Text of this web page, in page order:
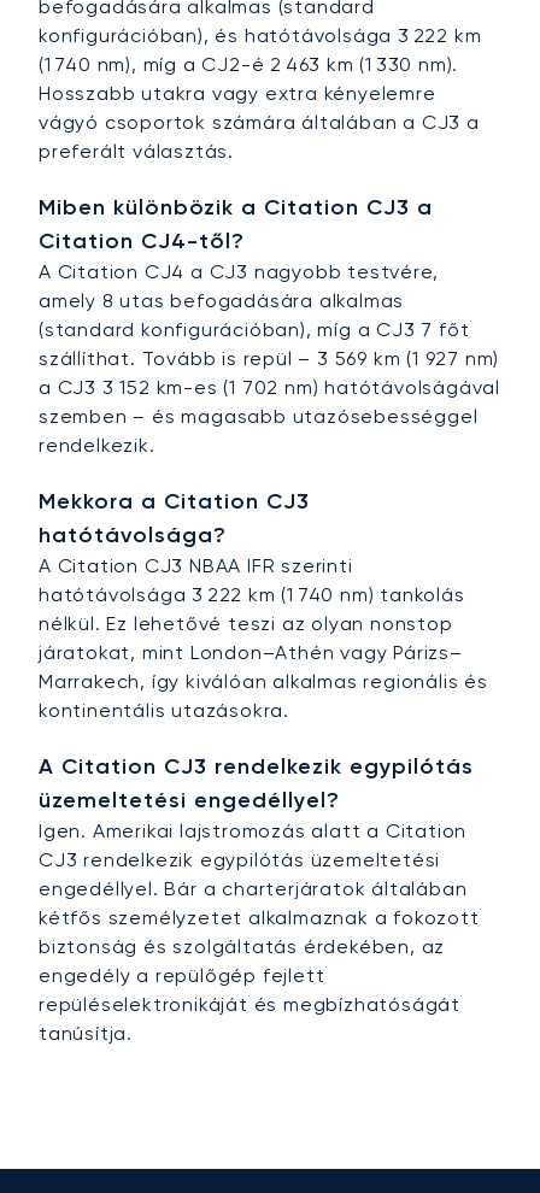
befogadására alkalmas (standard
konfigurációban), és hatótávolsága 3 222 km
(1 740 nm), míg a CJ2-é 2 463 km (1 330 nm).
Hosszabb utakra vagy extra kényelemre
vágyó csoportok számára általában a CJ3 a
preferált választás.
Miben különbözik a Citation CJ3 a
Citation CJ4-től?
A Citation CJ4 a CJ3 nagyobb testvére,
amely 8 utas befogadására alkalmas
(standard konfigurációban), míg a CJ3 7 főt
szállíthat. Tovább is repül – 3 569 km (1 927 nm)
a CJ3 3 152 km-es (1 702 nm) hatótávolságával
szemben – és magasabb utazósebességgel
rendelkezik.
Mekkora a Citation CJ3
hatótávolsága?
A Citation CJ3 NBAA IFR szerinti
hatótávolsága 3 222 km (1 740 nm) tankolás
nélkül. Ez lehetővé teszi az olyan nonstop
járatokat, mint London–Athén vagy Párizs–
Marrakech, így kiválóan alkalmas regionális és
kontinentális utazásokra.
A Citation CJ3 rendelkezik egypilótás
üzemeltetési engedéllyel?
Igen. Amerikai lajstromozás alatt a Citation
CJ3 rendelkezik egypilótás üzemeltetési
engedéllyel. Bár a charterjáratok általában
kétfős személyzetet alkalmaznak a fokozott
biztonság és szolgáltatás érdekében, az
engedély a repülőgép fejlett
repüléselektronikáját és megbízhatóságát
tanúsítja.